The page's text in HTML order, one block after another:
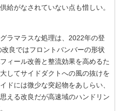
給がなされていない点も惜しい。
ラマラスな処理は、2022年の登
良ではフロントバンバーの形状
ィール改善と整流効果を高めるた
してサイドダクトへの風の抜けを
ドには微少な突起物をあしらい、
える改良だが高速域のハンドリン